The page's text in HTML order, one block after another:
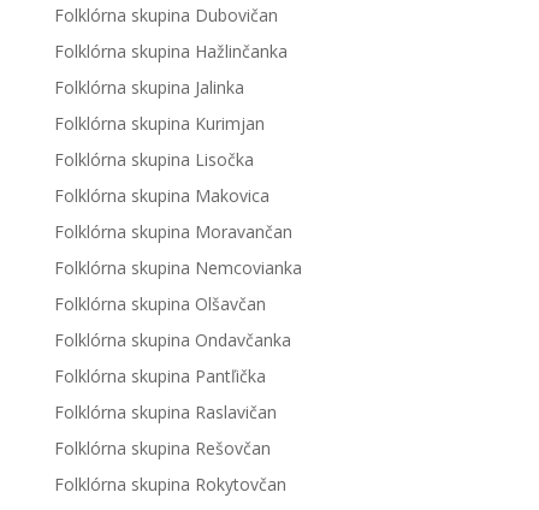
Folklórna skupina Dubovičan
Folklórna skupina Hažlinčanka
Folklórna skupina Jalinka
Folklórna skupina Kurimjan
Folklórna skupina Lisočka
Folklórna skupina Makovica
Folklórna skupina Moravančan
Folklórna skupina Nemcovianka
Folklórna skupina Olšavčan
Folklórna skupina Ondavčanka
Folklórna skupina Pantľička
Folklórna skupina Raslavičan
Folklórna skupina Rešovčan
Folklórna skupina Rokytovčan